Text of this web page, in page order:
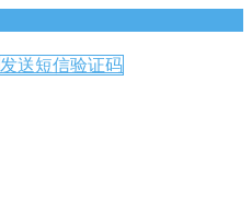
发送短信验证码